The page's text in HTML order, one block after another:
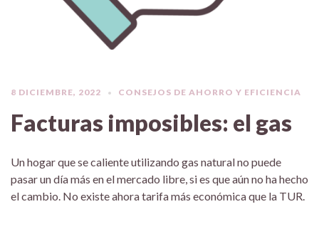
8 DICIEMBRE, 2022 CONSEJOS DE AHORRO Y EFICIENCIA
Facturas imposibles: el gas
Un hogar que se caliente utilizando gas natural no puede
pasar un día más en el mercado libre, si es que aún no ha hecho
el cambio. No existe ahora tarifa más económica que la TUR.